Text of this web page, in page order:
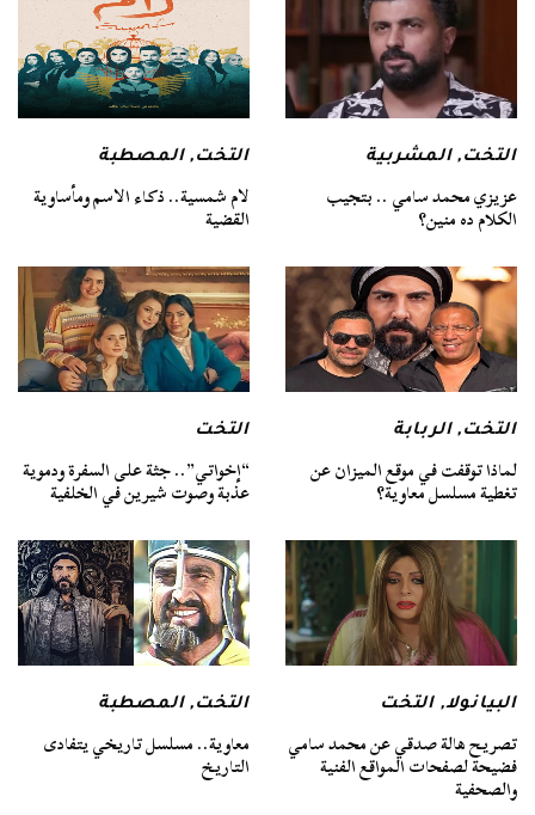
التخت,المشربية
عزيزي محمد سامي .. بتجيب
الكلام ده منين؟
التخت,المصطبة
لام شمسية.. ذكاء الاسم ومأساوية
القضية
التخت,الربابة
لماذا توقفت في موقع الميزان عن
تغطية مسلسل معاوية؟
التخت
“إخواتي”.. جثة على السفرة ودموية
عذبة وصوت شيرين في الخلفية
البيانولا,التخت
تصريح هالة صدقي عن محمد سامي
فضيحة لصفحات المواقع الفنية
والصحفية
التخت,المصطبة
معاوية.. مسلسل تاريخي يتفادى
التاريخ